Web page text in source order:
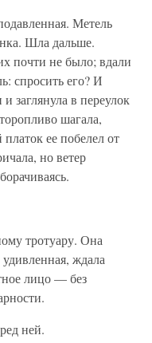
Метель
Шла дальше.
почти не было; вдали
спросить его? И
заглянула в переулок
шагала,
ее побелел от
но ветер
тротуару. Она
ждала
лицо — без
ней.